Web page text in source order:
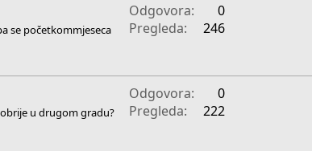
se početkommjeseca
Odgovora
0
Pregleda
246
u drugom gradu?
Odgovora
0
Pregleda
222